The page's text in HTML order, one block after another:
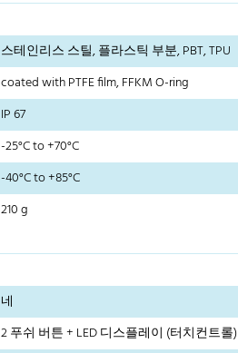
스테인리스 스틸, 플라스틱 부분, PBT, TPU
coated with PTFE film, FFKM O-ring
IP 67
-25°C to +70°C
-40°C to +85°C
210 g
네
2 푸쉬 버튼 + LED 디스플레이 (터치컨트롤)